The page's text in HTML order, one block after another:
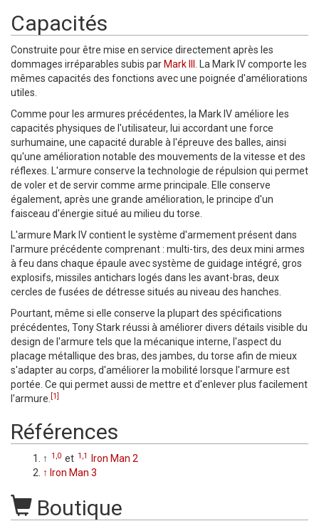
Capacités
Construite pour être mise en service directement après les
dommages irréparables subis par Mark III
. La Mark IV comporte les
mêmes capacités des fonctions avec une poignée d'améliorations
utiles.
Comme pour les armures précédentes, la Mark IV améliore les
capacités physiques de l'utilisateur, lui accordant une force
surhumaine, une capacité durable à l'épreuve des balles, ainsi
qu'une amélioration notable des mouvements de la vitesse et des
réflexes. L'armure conserve la technologie de répulsion qui permet
de voler et de servir comme arme principale. Elle conserve
également, après une grande amélioration, le principe d'un
faisceau d'énergie situé au milieu du torse.
L'armure Mark IV contient le système d'armement présent dans
l'armure précédente comprenant : multi-tirs, des deux mini armes
à feu dans chaque épaule avec système de guidage intégré, gros
explosifs, missiles antichars logés dans les avant-bras, deux
cercles de fusées de détresse situés au niveau des hanches.
Pourtant, même si elle conserve la plupart des spécifications
précédentes, Tony Stark réussi à améliorer divers détails visible du
design de l'armure tels que la mécanique interne, l'aspect du
placage métallique des bras, des jambes, du torse afin de mieux
s'adapter au corps, d'améliorer la mobilité lorsque l'armure est
portée. Ce qui permet aussi de mettre et d'enlever plus facilement
l'armure. [1]
Références
↑ 1,0 et 1,1
Iron Man 2
↑ Iron Man 3
Boutique